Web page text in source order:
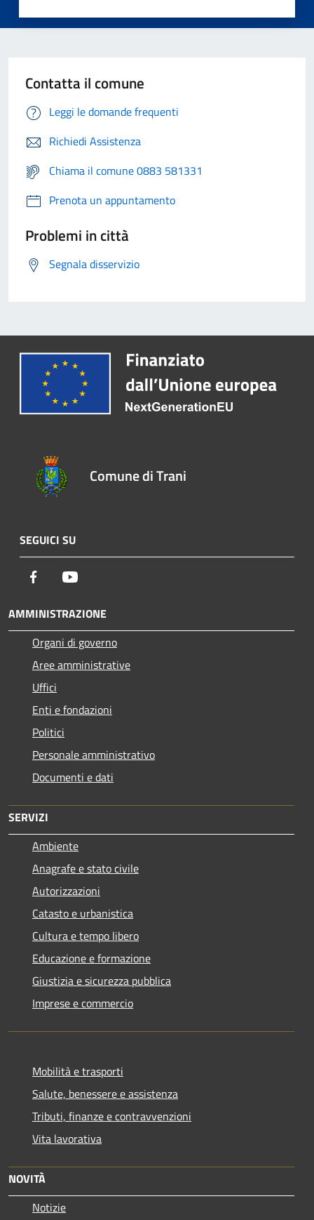
Contatta il comune
Leggi le domande frequenti
Richiedi Assistenza
Chiama il comune 0883 581331
Prenota un appuntamento
Problemi in città
Segnala disservizio
Comune di Trani
SEGUICI SU
Facebook
AMMINISTRAZIONE
Organi di governo
Aree amministrative
Uffici
Enti e fondazioni
Politici
Personale amministrativo
Documenti e dati
SERVIZI
Ambiente
Anagrafe e stato civile
Autorizzazioni
Catasto e urbanistica
Cultura e tempo libero
Educazione e formazione
Giustizia e sicurezza pubblica
Imprese e commercio
Mobilità e trasporti
Salute, benessere e assistenza
Tributi, finanze e contravvenzioni
Vita lavorativa
NOVITÀ
Notizie